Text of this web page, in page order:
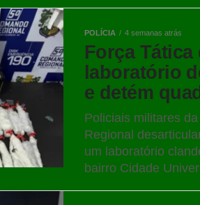
POLÍCIA 4 semanas atrás
Força
laboratório
e detém
Policiais militares
Regional
um laboratório
bairro Cidade